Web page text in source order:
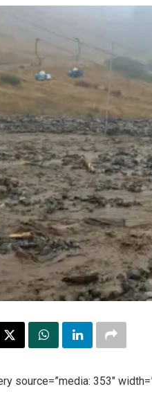
source=”media: 353″